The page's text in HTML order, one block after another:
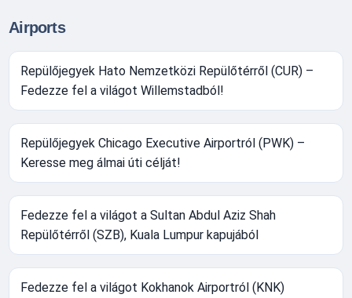
Airports
Repülőjegyek Hato Nemzetközi Repülőtérről (CUR) –
Fedezze fel a világot Willemstadból!
Repülőjegyek Chicago Executive Airportról (PWK) –
Keresse meg álmai úti célját!
Fedezze fel a világot a Sultan Abdul Aziz Shah
Repülőtérről (SZB), Kuala Lumpur kapujából
Fedezze fel a világot Kokhanok Airportról (KNK)